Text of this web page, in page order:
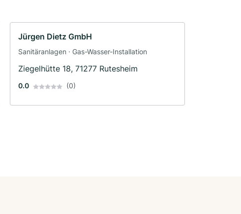
Jürgen Dietz GmbH
Sanitäranlagen · Gas-Wasser-Installation
Ziegelhütte 18, 71277 Rutesheim
0.0 (0)